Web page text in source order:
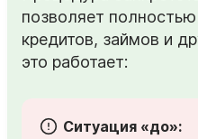
позволяет
кредитов, займов и
это работает:
Ситуация «до»: